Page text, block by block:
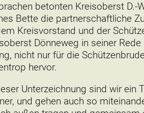
betonten Kreisoberst D.-
Bette die partnerschaftliche
Kreisvorstand und der
Dönneweg in seiner
nicht nur für die
hervor.
Unterzeichnung sind wir ein
und gehen auch so